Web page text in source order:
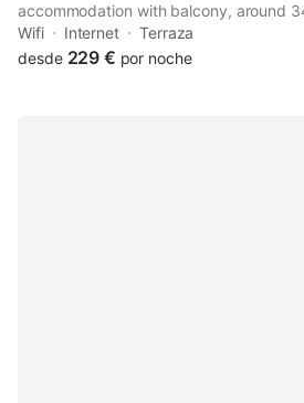
accommodation with balcony, around
There is a private entrance at the
those who stay.
Wifi Internet
Terraza
desde 229 € por noche